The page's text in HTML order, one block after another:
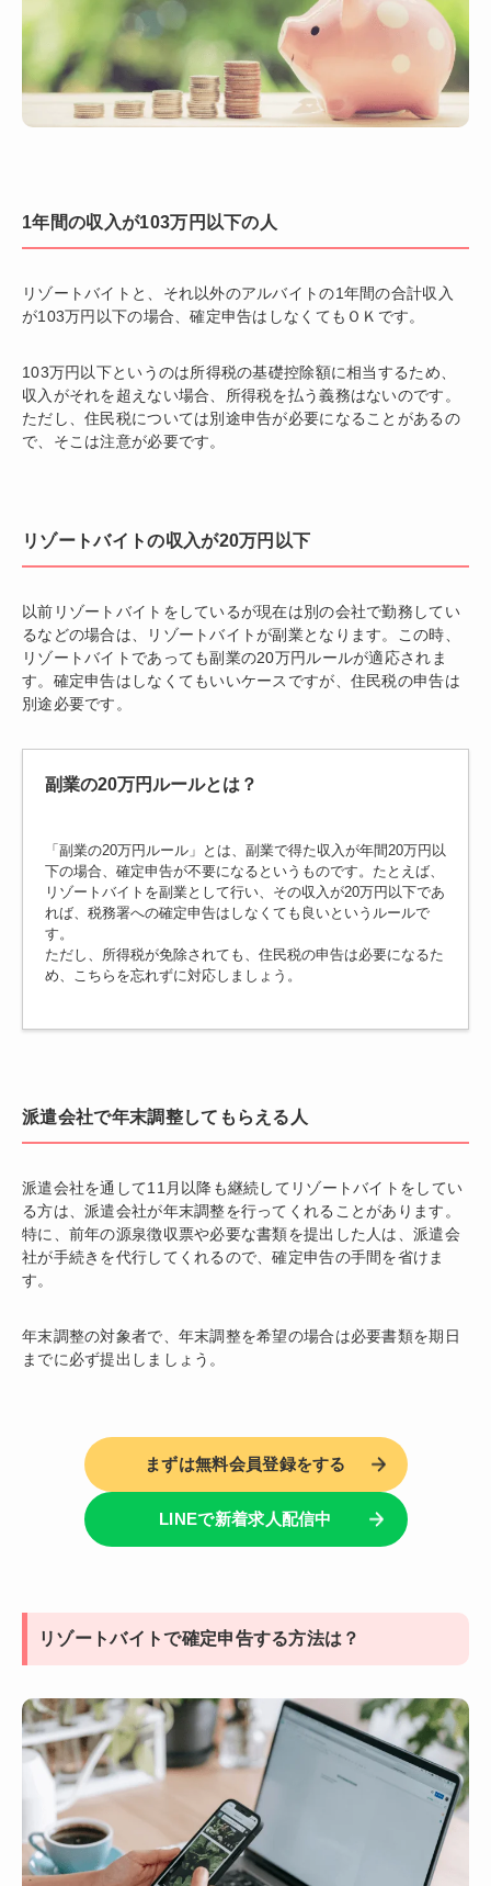
1年間の収入が103万円以下の人
リゾートバイトと、それ以外のアルバイトの1年間の合計収入
が103万円以下の場合、確定申告はしなくてもＯＫです。
103万円以下というのは所得税の基礎控除額に相当するため、
収入がそれを超えない場合、所得税を払う義務はないのです。
ただし、住民税については別途申告が必要になることがあるの
で、そこは注意が必要です。
リゾートバイトの収入が20万円以下
以前リゾートバイトをしているが現在は別の会社で勤務してい
るなどの場合は、リゾートバイトが副業となります。この時、
リゾートバイトであっても副業の20万円ルールが適応されま
す。確定申告はしなくてもいいケースですが、住民税の申告は
別途必要です。
副業の20万円ルールとは？
「副業の20万円ルール」とは、副業で得た収入が年間20万円以
下の場合、確定申告が不要になるというものです。たとえば、
リゾートバイトを副業として行い、その収入が20万円以下であ
れば、税務署への確定申告はしなくても良いというルールで
す。
ただし、所得税が免除されても、住民税の申告は必要になるた
め、こちらを忘れずに対応しましょう。
派遣会社で年末調整してもらえる人
派遣会社を通して11月以降も継続してリゾートバイトをしてい
る方は、派遣会社が年末調整を行ってくれることがあります。
特に、前年の源泉徴収票や必要な書類を提出した人は、派遣会
社が手続きを代行してくれるので、確定申告の手間を省けま
す。
年末調整の対象者で、年末調整を希望の場合は必要書類を期日
までに必ず提出しましょう。
まずは無料会員登録をする
LINEで新着求人配信中
リゾートバイトで確定申告する方法は？